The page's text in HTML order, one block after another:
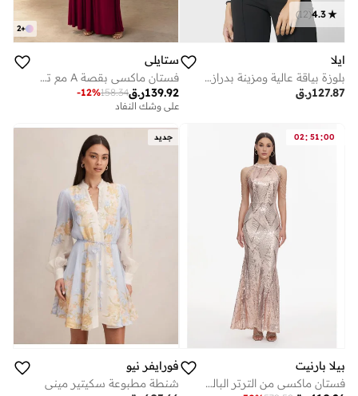
4.3
(
12
)
ايلا
بلوزة بياقة عالية ومزينة بدرازات
ر.ق127.87
+
2
ستايلي
فستان ماكسي بقصة A مع تفاصيل مكشكشة - أحمر
ر.ق139.92
158.34
-12%
على وشك النفاد
02: 51:00
بيلا بارنيت
فستان ماكسي من الترتر البالي
جديد
فورايفر نيو
شنطة مطبوعة سكيتير ميني